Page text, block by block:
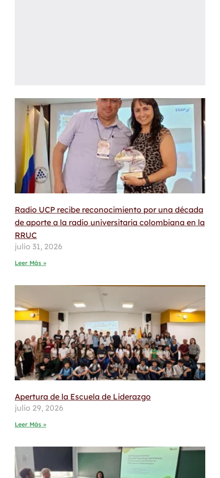
Radio UCP recibe reconocimiento por una década
de aporte a la radio universitaria colombiana en la
RRUC
julio 31, 2026
Leer Más »
Apertura de la Escuela de Liderazgo
julio 29, 2026
Leer Más »